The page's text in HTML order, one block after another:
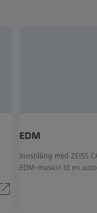
EDM
Innstilling med ZEISS
EDM-maskin til en